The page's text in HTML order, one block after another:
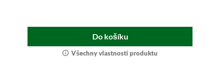
Do košíku
Všechny vlastnosti produktu